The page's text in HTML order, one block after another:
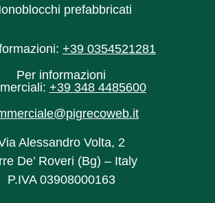
prefabbricati
+39 0354521281
Per informazioni
+39 348 4485600‬
Alessandro Volta, 2
De’ Roveri (Bg) – Italy
P.IVA 03908000163